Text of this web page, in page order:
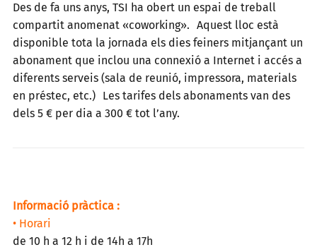
Des de fa uns anys, TSI ha obert un espai de treball
compartit anomenat «coworking». Aquest lloc està
disponible tota la jornada els dies feiners mitjançant un
abonament que inclou una connexió a Internet i accés a
diferents serveis (sala de reunió, impressora, materials
en préstec, etc.) Les tarifes dels abonaments van des
dels 5 € per dia a 300 € tot l’any.
Informació pràctica :
• Horari
de 10 h a 12 h i de 14h a 17h